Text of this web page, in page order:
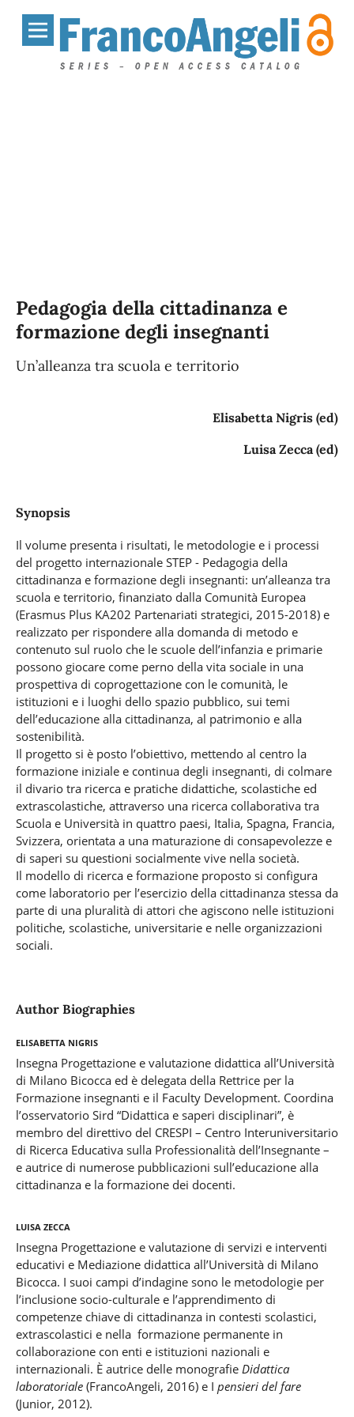
Pedagogia della cittadinanza e
formazione degli insegnanti
Un’alleanza tra scuola e territorio
Elisabetta Nigris (ed)
Luisa Zecca (ed)
Synopsis
Il volume presenta i risultati, le metodologie e i processi
del progetto internazionale STEP - Pedagogia della
cittadinanza e formazione degli insegnanti: un’alleanza tra
scuola e territorio, finanziato dalla Comunità Europea
(Erasmus Plus KA202 Partenariati strategici, 2015-2018) e
realizzato per rispondere alla domanda di metodo e
contenuto sul ruolo che le scuole dell’infanzia e primarie
possono giocare come perno della vita sociale in una
prospettiva di coprogettazione con le comunità, le
istituzioni e i luoghi dello spazio pubblico, sui temi
dell’educazione alla cittadinanza, al patrimonio e alla
sostenibilità.
Il progetto si è posto l’obiettivo, mettendo al centro la
formazione iniziale e continua degli insegnanti, di colmare
il divario tra ricerca e pratiche didattiche, scolastiche ed
extrascolastiche, attraverso una ricerca collaborativa tra
Scuola e Università in quattro paesi, Italia, Spagna, Francia,
Svizzera, orientata a una maturazione di consapevolezze e
di saperi su questioni socialmente vive nella società.
Il modello di ricerca e formazione proposto si configura
come laboratorio per l’esercizio della cittadinanza stessa da
parte di una pluralità di attori che agiscono nelle istituzioni
politiche, scolastiche, universitarie e nelle organizzazioni
sociali.
Author Biographies
Elisabetta Nigris
Insegna Progettazione e valutazione didattica all’Università
di Milano Bicocca ed è delegata della Rettrice per la
Formazione insegnanti e il Faculty Development. Coordina
l’osservatorio Sird “Didattica e saperi disciplinari”, è
membro del direttivo del CRESPI – Centro Interuniversitario
di Ricerca Educativa sulla Professionalità dell’Insegnante –
e autrice di numerose pubblicazioni sull’educazione alla
cittadinanza e la formazione dei docenti.
Luisa Zecca
Insegna Progettazione e valutazione di servizi e interventi
educativi e Mediazione didattica all’Università di Milano
Bicocca. I suoi campi d’indagine sono le metodologie per
l’inclusione socio-culturale e l’apprendimento di
competenze chiave di cittadinanza in contesti scolastici,
extrascolastici e nella formazione permanente in
collaborazione con enti e istituzioni nazionali e
internazionali. È autrice delle monografie Didattica
laboratoriale(FrancoAngeli, 2016) e I pensieri del fare
(Junior, 2012).